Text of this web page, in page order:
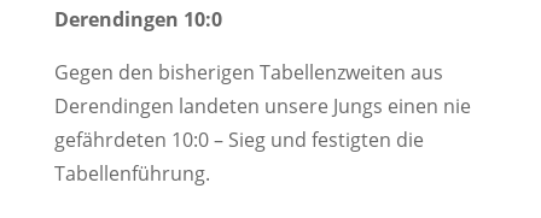
Derendingen 10:0
Gegen den bisherigen Tabellenzweiten aus
Derendingen landeten unsere Jungs einen nie
gefährdeten 10:0 – Sieg und festigten die
Tabellenführung.